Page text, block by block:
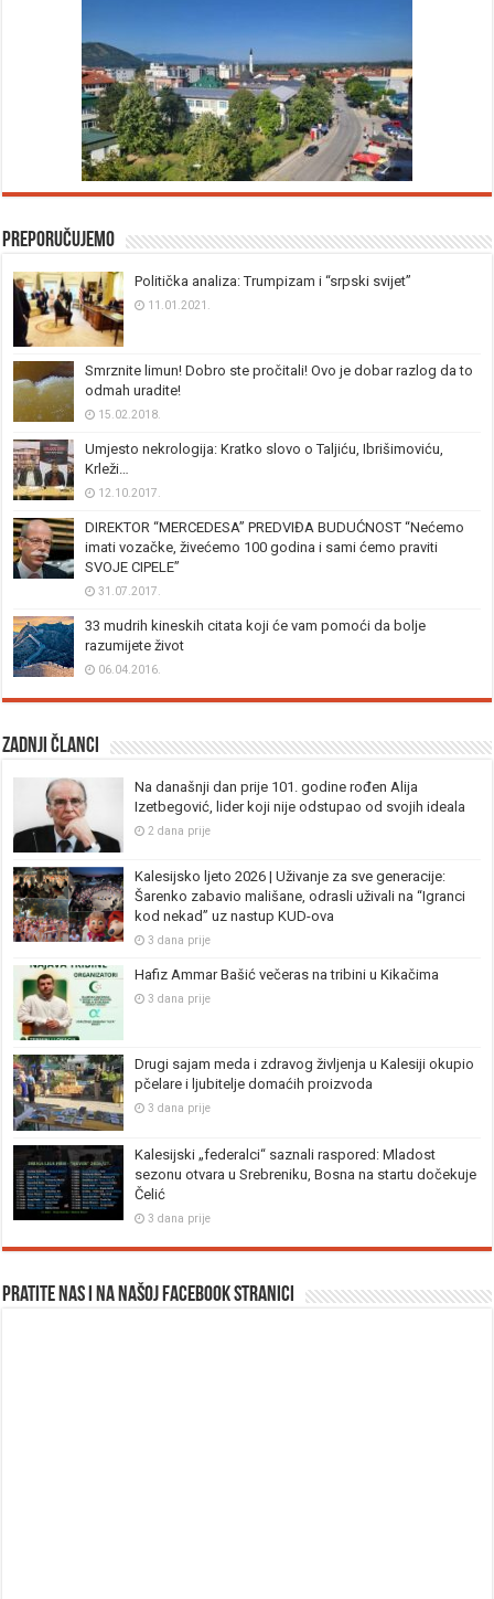
Preporučujemo
Politička analiza: Trumpizam i “srpski svijet”
11.01.2021.
Smrznite limun! Dobro ste pročitali! Ovo je dobar razlog da to
odmah uradite!
15.02.2018.
Umjesto nekrologija: Kratko slovo o Taljiću, Ibrišimoviću,
Krleži…
12.10.2017.
DIREKTOR “MERCEDESA” PREDVIĐA BUDUĆNOST “Nećemo
imati vozačke, živećemo 100 godina i sami ćemo praviti
SVOJE CIPELE”
31.07.2017.
33 mudrih kineskih citata koji će vam pomoći da bolje
razumijete život
06.04.2016.
Zadnji članci
Na današnji dan prije 101. godine rođen Alija
Izetbegović, lider koji nije odstupao od svojih ideala
2 dana prije
Kalesijsko ljeto 2026 | Uživanje za sve generacije:
Šarenko zabavio mališane, odrasli uživali na “Igranci
kod nekad” uz nastup KUD-ova
3 dana prije
Hafiz Ammar Bašić večeras na tribini u Kikačima
3 dana prije
Drugi sajam meda i zdravog življenja u Kalesiji okupio
pčelare i ljubitelje domaćih proizvoda
3 dana prije
Kalesijski „federalci“ saznali raspored: Mladost
sezonu otvara u Srebreniku, Bosna na startu dočekuje
Čelić
3 dana prije
Pratite nas i na našoj facebook stranici